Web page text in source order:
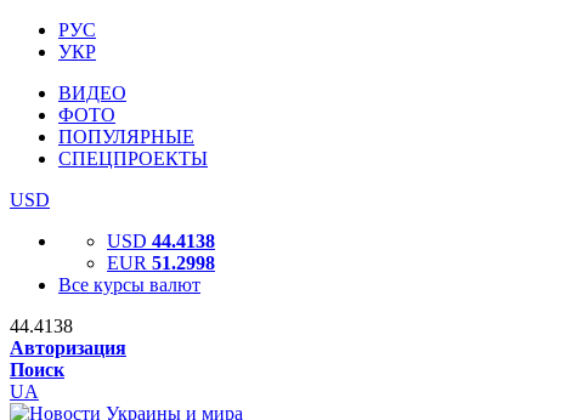
РУС
УКР
ВИДЕО
ФОТО
ПОПУЛЯРНЫЕ
СПЕЦПРОЕКТЫ
USD
USD 44.4138
EUR 51.2998
Все курсы валют
44.4138
Авторизация
Поиск
UA